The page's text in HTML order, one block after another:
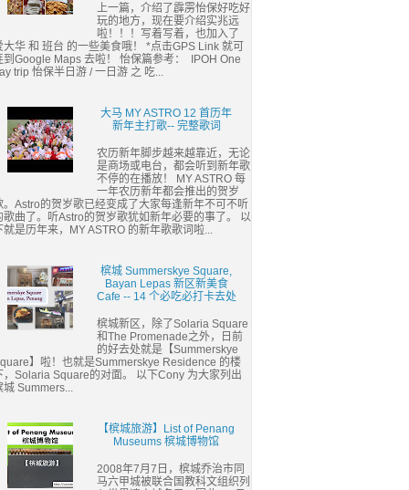
上一篇，介绍了霹雳怡保好吃好
玩的地方，现在要介绍实兆远
啦！！！写着写着，也加入了
大华 和 班台 的一些美食哦！ *点击GPS Link 就可
到Google Maps 去啦！ 怡保篇参考： IPOH One
trip 怡保半日游 / 一日游 之 吃...
大马 MY ASTRO 12 首历年
新年主打歌-- 完整歌词
农历新年脚步越来越靠近，无论
是商场或电台，都会听到新年歌
不停的在播放！ MY ASTRO 每
一年农历新年都会推出的贺岁
。Astro的贺岁歌已经变成了大家每逢新年不可不听
歌曲了。听Astro的贺岁歌犹如新年必要的事了。 以
就是历年来，MY ASTRO 的新年歌歌词啦...
槟城 Summerskye Square,
Bayan Lepas 新区新美食
Cafe -- 14 个必吃必打卡去处
槟城新区，除了Solaria Square
和The Promenade之外，日前
的好去处就是【Summerskye
】啦！也就是Summerskye Residence 的楼
，Solaria Square的对面。 以下Cony 为大家列出
城 Summers...
【槟城旅游】List of Penang
Museums 槟城博物馆
2008年7月7日，槟城乔治市同
马六甲城被联合国教科文组织列